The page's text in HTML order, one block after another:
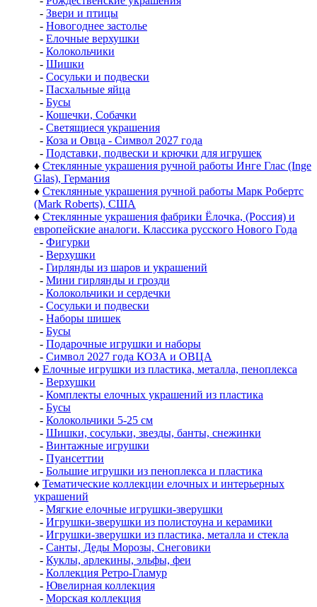
- Звери и птицы
- Новогоднее застолье
- Елочные верхушки
- Колокольчики
- Шишки
- Сосульки и подвески
- Пасхальные яйца
- Бусы
- Кошечки, Собачки
- Светящиеся украшения
- Коза и Овца - Символ 2027 года
- Подставки, подвески и крючки для игрушек
♦ Стеклянные украшения ручной работы Инге Глас (Inge
Glas), Германия
♦ Стеклянные украшения ручной работы Марк Робертс
(Mark Roberts), США
♦ Стеклянные украшения фабрики Ёлочка, (Россия) и
европейские аналоги. Классика русского Нового Года
- Фигурки
- Верхушки
- Гирлянды из шаров и украшений
- Мини гирлянды и грозди
- Колокольчики и сердечки
- Сосульки и подвески
- Наборы шишек
- Бусы
- Подарочные игрушки и наборы
- Символ 2027 года КОЗА и ОВЦА
♦ Елочные игрушки из пластика, металла, пеноплекса
- Верхушки
- Комплекты елочных украшений из пластика
- Бусы
- Колокольчики 5-25 см
- Шишки, сосульки, звезды, банты, снежинки
- Винтажные игрушки
- Пуансеттии
- Большие игрушки из пеноплекса и пластика
♦ Тематические коллекции елочных и интерьерных
украшений
- Мягкие елочные игрушки-зверушки
- Игрушки-зверушки из полистоуна и керамики
- Игрушки-зверушки из пластика, металла и стекла
- Санты, Деды Морозы, Снеговики
- Куклы, арлекины, эльфы, феи
- Коллекция Ретро-Гламур
- Ювелирная коллекция
- Морская коллекция